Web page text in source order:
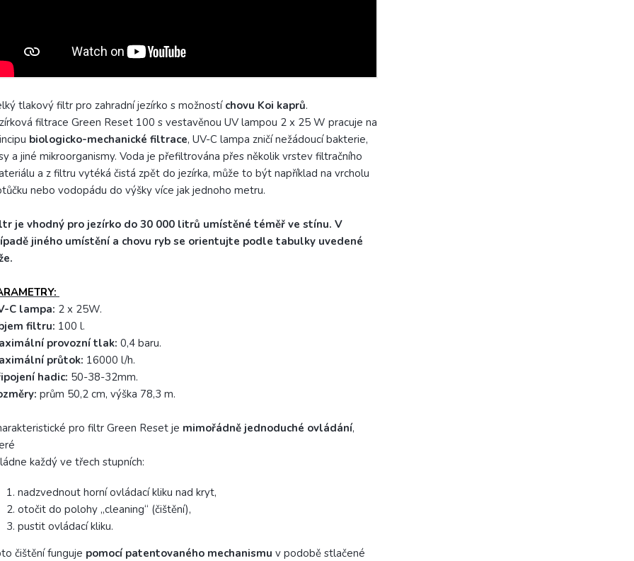
tlakový filtr pro zahradní jezírko s možností chovu Koi kaprů.
filtrace Green Reset 100 s vestavěnou UV lampou 2 x 25 W pracuje na
biologicko-mechanické filtrace, UV-C lampa zničí nežádoucí bakterie,
a jiné mikroorganismy. Voda je přefiltrována přes několik vrstev filtračního
a z filtru vytéká čistá zpět do jezírka, může to být například na vrcholu
nebo vodopádu do výšky více jak jednoho metru.
je vhodný pro jezírko do 30 000 litrů umístěné téměř ve stínu. V
jiného umístění a chovu ryb se orientujte podle tabulky uvedené
C lampa: 2 x 25W.
filtru: 100 l.
provozní tlak: 0,4 baru.
průtok: 16000 l/h.
hadic: 50-38-32mm.
prům 50,2 cm, výška 78,3 m.
pro filtr Green Reset je mimořádně jednoduché ovládání,
každý ve třech stupních:
nadzvednout horní ovládací kliku nad kryt,
otočit do polohy „cleaning“ (čištění),
pustit ovládací kliku.
čištění funguje pomocí patentovaného mechanismu v podobě stlačené